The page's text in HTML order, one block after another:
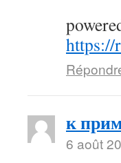
https://
к
6 août